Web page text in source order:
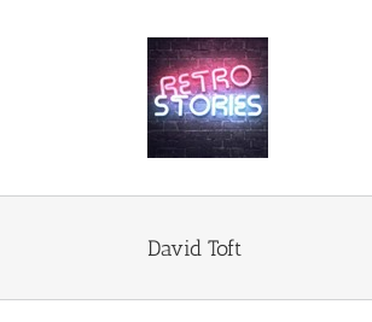
David Toft